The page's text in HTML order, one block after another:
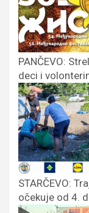
PANČEVO:
deci i
STARČEVO:
očekuje od 4.